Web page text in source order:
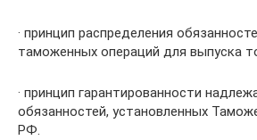
· принцип распределения
таможенных операций для выпуска
· принцип гарантированности
обязанностей, установленных
РФ.